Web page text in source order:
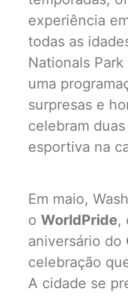
experiência
todas as
Nationals
uma
surpresas e
celebram
esportiva na
Em maio,
o WorldPride,
aniversário do
celebração
A cidade se